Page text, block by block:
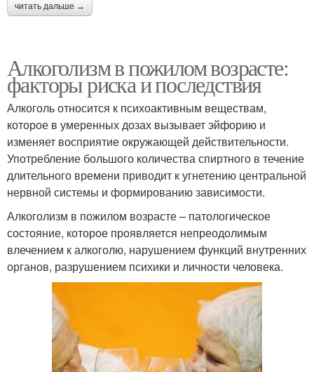
читать дальше →
Алкоголизм в пожилом возрасте:
факторы риска и последствия
Алкоголь относится к психоактивным веществам,
которое в умеренных дозах вызывает эйфорию и
изменяет восприятие окружающей действительности.
Употребление большого количества спиртного в течение
длительного времени приводит к угнетению центральной
нервной системы и формированию зависимости.
Алкоголизм в пожилом возрасте – патологическое
состояние, которое проявляется непреодолимым
влечением к алкоголю, нарушением функций внутренних
органов, разрушением психики и личности человека.